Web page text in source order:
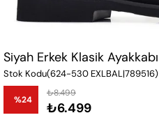
Siyah Erkek Klasik Ayakkabı
Stok Kodu(624-530 EXLBAL|789516)
%24
İndirim
₺8.499
₺6.499